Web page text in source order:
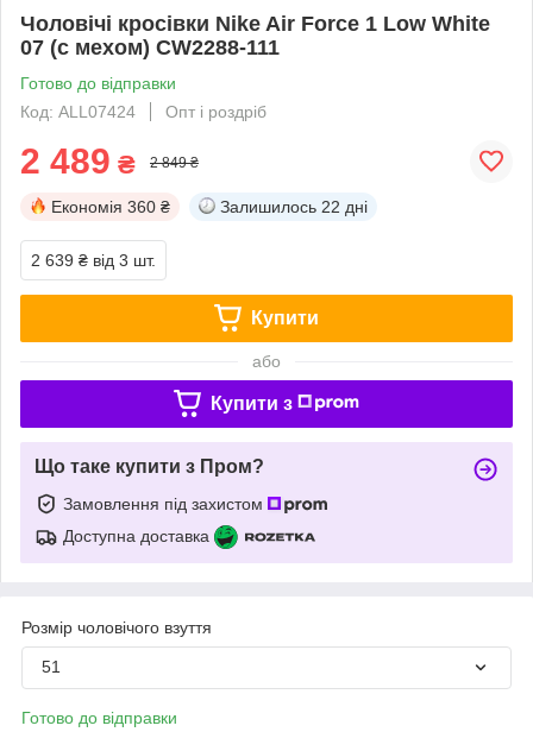
Чоловічі кросівки Nike Air Force 1 Low White
07 (с мехом) CW2288-111
Готово до відправки
Код: ALL07424
Опт і роздріб
2 489 ₴ 2 849 ₴
Економія 360 ₴ Залишилось 22 дні
2 639 ₴ від 3 шт.
Купити
або
Купити з
Що таке купити з Пром?
Замовлення під захистом
Доступна доставка
Розмір чоловічого взуття
51
Готово до відправки